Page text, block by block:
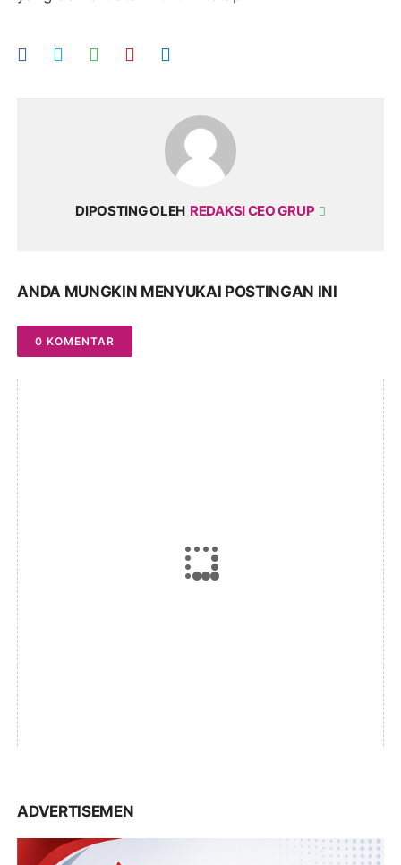
DIPOSTING OLEH REDAKSI CEO GRUP
ANDA MUNGKIN MENYUKAI POSTINGAN INI
0 KOMENTAR
ADVERTISEMEN